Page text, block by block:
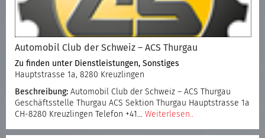
Automobil Club der Schweiz – ACS Thurgau
Zu finden unter Dienstleistungen, Sonstiges
Hauptstrasse 1a, 8280 Kreuzlingen
Beschreibung: Automobil Club der Schweiz – ACS Thurgau
Geschäftsstelle Thurgau ACS Sektion Thurgau Hauptstrasse 1a
CH-8280 Kreuzlingen Telefon +41… Weiterlesen..